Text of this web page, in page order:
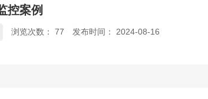
控案例
浏览次数： 77 发布时间： 2024-08-16